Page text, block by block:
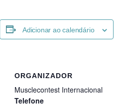
Adicionar ao calendário
ORGANIZADOR
Musclecontest Internacional
Telefone